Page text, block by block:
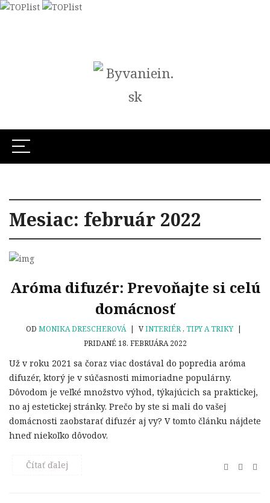
Mesiac: február 2022
Aróma difuzér: Prevoňajte si celú
domácnosť
OD MONIKA DRESCHEROVÁ | VINTERIÉR, TIPY A TRIKY |
PRIDANÉ 18. FEBRUÁRA 2022
Už v roku 2021 sa čoraz viac dostával do popredia aróma
difuzér, ktorý je v súčasnosti mimoriadne populárny.
Dôvodom je veľké množstvo výhod, týkajúcich sa praktickej,
no aj estetickej stránky. Prečo by ste si mali do vašej
domácnosti zaobstarať difuzér aj vy? V tomto článku nájdete
hneď niekoľko dôvodov.
Čítať ďalej